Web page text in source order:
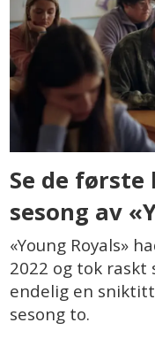
Se de
sesong av
«Young Royals»
2022 og tok raskt
endelig en
sesong to.